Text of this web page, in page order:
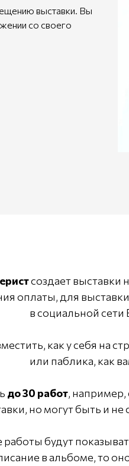
выставки. Вы
со своего
создает выставки
оплаты, для
в социальной сети
как у себя на
или паблика, как
до 30 работ, например,
но могут быть и
будут
в альбоме, то